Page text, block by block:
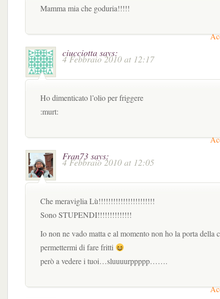
Mamma mia che goduria!!!!!
ciucciotta says:
4 Febbraio 2010 at 12:17
Ho dimenticato l’olio per friggere
:murt:
Fran73 says:
4 Febbraio 2010 at 12:05
Che meraviglia Lù!!!!!!!!!!!!!!!!!!!!!!!
Sono STUPENDI!!!!!!!!!!!!!!
Io non ne vado matta e al momento non ho la porta
permettermi di fare fritti
però a vedere i tuoi…sluuuurppppp…….